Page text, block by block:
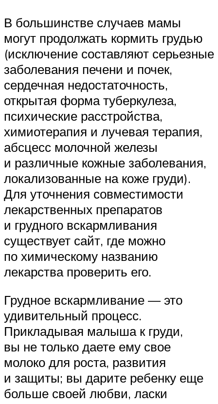
В большинстве случаев мамы
могут продолжать кормить грудью
(исключение составляют серьезные
заболевания печени и почек,
сердечная недостаточность,
открытая форма туберкулеза,
психические расстройства,
химиотерапия и лучевая терапия,
абсцесс молочной железы
и различные кожные заболевания,
локализованные на коже груди).
Для уточнения совместимости
лекарственных препаратов
и грудного вскармливания
существует сайт, где можно
по химическому названию
лекарства проверить его.
Грудное вскармливание — это
удивительный процесс.
Прикладывая малыша к груди,
вы не только даете ему свое
молоко для роста, развития
и защиты; вы дарите ребенку еще
больше своей любви, ласки